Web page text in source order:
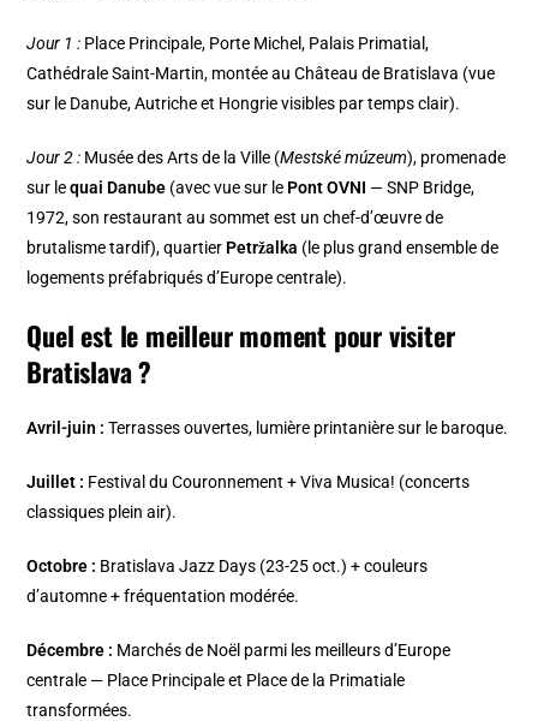
Jour 1 : Place Principale, Porte Michel, Palais Primatial,
Cathédrale Saint-Martin, montée au Château de Bratislava (vue
sur le Danube, Autriche et Hongrie visibles par temps clair).
Jour 2 : Musée des Arts de la Ville (Mestské múzeum), promenade
sur lequai Danube (avec vue sur le Pont OVNI — SNP Bridge,
1972, son restaurant au sommet est un chef-d’œuvre de
brutalisme tardif), quartier Petržalka (le plus grand ensemble de
logements préfabriqués d’Europe centrale).
Quel est le meilleur moment pour visiter
Bratislava ?
Avril-juin : Terrasses ouvertes, lumière printanière sur le baroque.
Juillet : Festival du Couronnement + Viva Musica! (concerts
classiques plein air).
Octobre : Bratislava Jazz Days (23-25 oct.) + couleurs
d’automne + fréquentation modérée.
Décembre : Marchés de Noël parmi les meilleurs d’Europe
centrale — Place Principale et Place de la Primatiale
transformées.